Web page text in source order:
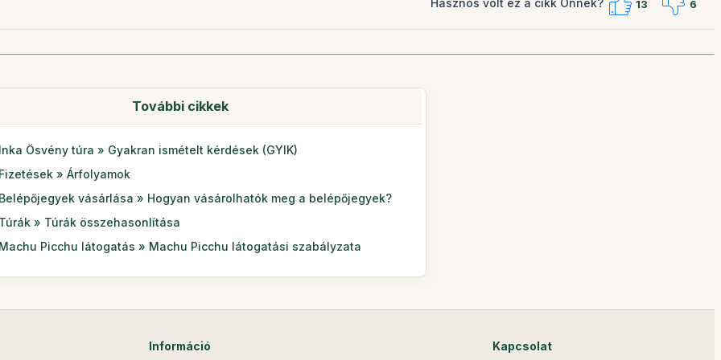
13 6
További cikkek
Ösvény túra » Gyakran ismételt kérdések (GYIK)
» Árfolyamok
vásárlása » Hogyan vásárolhatók meg a belépőjegyek?
» Túrák összehasonlítása
Picchu látogatás » Machu Picchu látogatási szabályzata
Információ Kapcsolat